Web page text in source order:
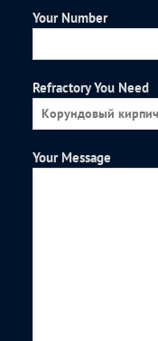
Your Number
Refractory You Need
Your Message